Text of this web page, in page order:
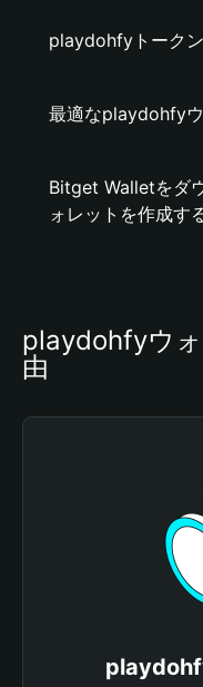
playdohfyトーク
最適なplaydohfy
Bitget Walletをダ
ォレットを作成す
playdohfyウ
由